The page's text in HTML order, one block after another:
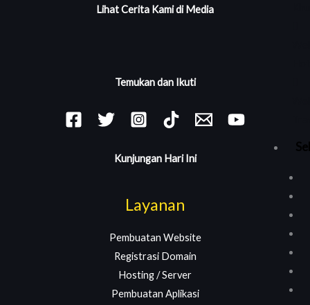
Lihat Cerita Kami di Media
Temukan dan Ikuti
Kunjungan Hari Ini
Layanan
Pembuatan Website
Registrasi Domain
Hosting / Server
Pembuatan Aplikasi